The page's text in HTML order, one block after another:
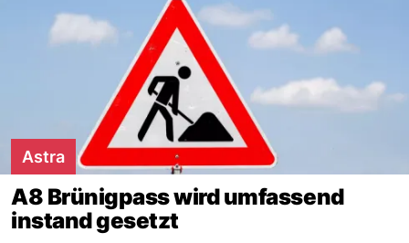
Astra
A8 Brünigpass wird umfassend
instand gesetzt